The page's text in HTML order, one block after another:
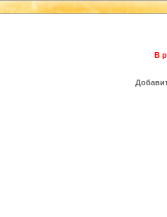
В